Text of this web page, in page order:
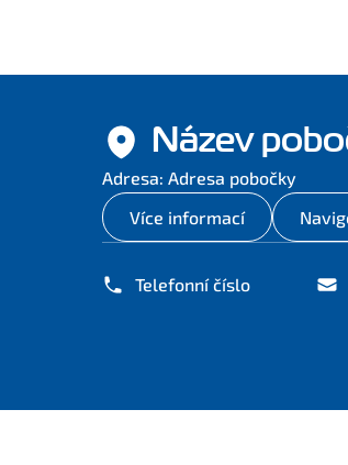
Název
Adresa: Adresa pobočky
Více informací
Telefonní číslo